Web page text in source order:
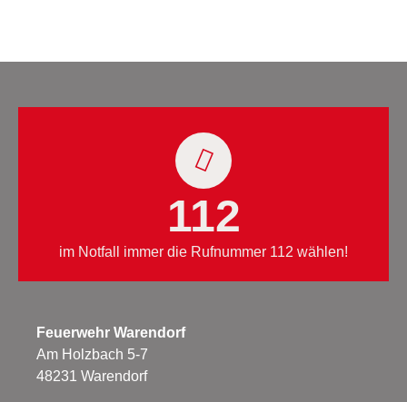
112
im Notfall immer die Rufnummer 112 wählen!
Feuerwehr Warendorf
Am Holzbach 5-7
48231 Warendorf